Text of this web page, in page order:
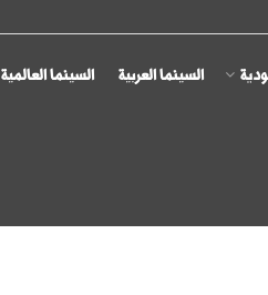
السينما العربية السينما العالمية